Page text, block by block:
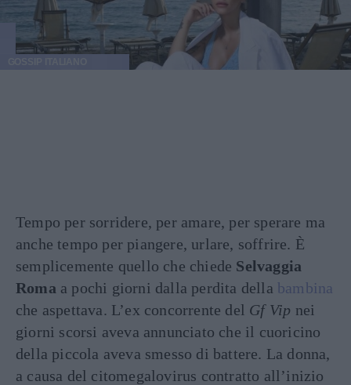
Tempo per sorridere, per amare, per sperare ma
anche tempo per piangere, urlare, soffrire. È
semplicemente quello che chiede Selvaggia
Roma a pochi giorni dalla perdita della bambina
che aspettava. L’ex concorrente del Gf Vip nei
giorni scorsi aveva annunciato che il cuoricino
della piccola aveva smesso di battere. La donna,
a causa del citomegalovirus contratto all’inizio